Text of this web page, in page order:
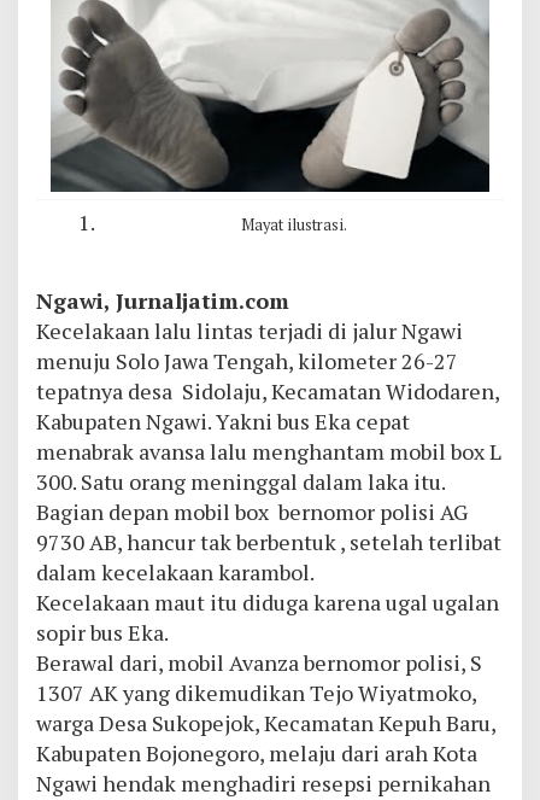
Mayat ilustrasi.
Ngawi, Jurnaljatim.com
Kecelakaan lalu lintas terjadi di jalur Ngawi
menuju Solo Jawa Tengah, kilometer 26-27
tepatnya desa Sidolaju, Kecamatan Widodaren,
Kabupaten Ngawi. Yakni bus Eka cepat
menabrak avansa lalu menghantam mobil box L
300. Satu orang meninggal dalam laka itu.
Bagian depan mobil box bernomor polisi AG
9730 AB, hancur tak berbentuk , setelah terlibat
dalam kecelakaan karambol.
Kecelakaan maut itu diduga karena ugal ugalan
sopir bus Eka.
Berawal dari, mobil Avanza bernomor polisi, S
1307 AK yang dikemudikan Tejo Wiyatmoko,
warga Desa Sukopejok, Kecamatan Kepuh Baru,
Kabupaten Bojonegoro, melaju dari arah Kota
Ngawi hendak menghadiri resepsi pernikahan